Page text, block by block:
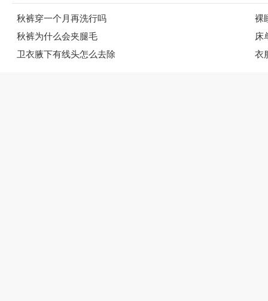
秋裤穿一个月再洗行吗
裸
秋裤为什么会夹腿毛
床
卫衣腋下有线头怎么去除
衣